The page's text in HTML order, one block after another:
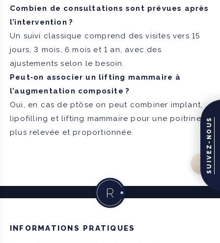
SUIVEZ-NOUS
Combien de consultations sont prévues après
l’intervention ?
Un suivi classique comprend des visites vers 15
jours, 3 mois, 6 mois et 1 an, avec des
ajustements selon le besoin.
Peut‑on associer un lifting mammaire à
l’augmentation composite ?
Oui, en cas de ptôse on peut combiner implant,
lipofilling et lifting mammaire pour une poitrine
plus relevée et proportionnée.
INFORMATIONS PRATIQUES